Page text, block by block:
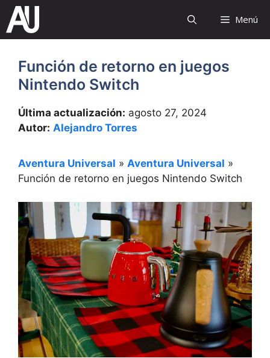
Saltar
contenido
Menú
Función de retorno en juegos
Nintendo Switch
Última actualización: agosto 27, 2024
Autor: Alejandro Torres
Aventura Universal » Aventura Universal »
Función de retorno en juegos Nintendo Switch